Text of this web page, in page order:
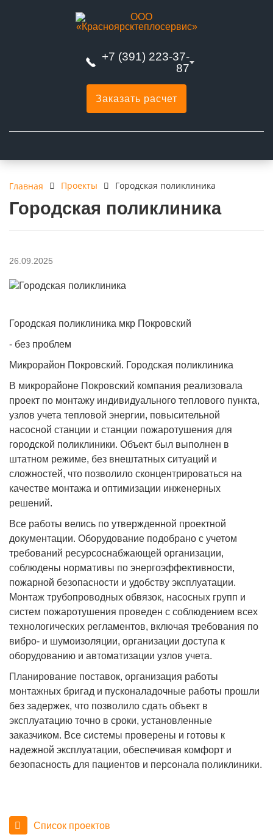
+7 (391) 223-37-
87
Заказать расчет
Главная Проекты Городская поликлиника
Городская поликлиника
26.09.2025
Городская поликлиника мкр Покровский
- без проблем
Микрорайон Покровский. Городская поликлиника
В микрорайоне Покровский компания реализовала
проект по монтажу индивидуального теплового пункта,
узлов учета тепловой энергии, повысительной
насосной станции и станции пожаротушения для
городской поликлиники. Объект был выполнен в
штатном режиме, без внештатных ситуаций и
сложностей, что позволило сконцентрироваться на
качестве монтажа и оптимизации инженерных
решений.
Все работы велись по утвержденной проектной
документации. Оборудование подобрано с учетом
требований ресурсоснабжающей организации,
соблюдены нормативы по энергоэффективности,
пожарной безопасности и удобству эксплуатации.
Монтаж трубопроводных обвязок, насосных групп и
систем пожаротушения проведен с соблюдением всех
технологических регламентов, включая требования по
вибро- и шумоизоляции, организации доступа к
оборудованию и автоматизации узлов учета.
Планирование поставок, организация работы
монтажных бригад и пусконаладочные работы прошли
без задержек, что позволило сдать объект в
эксплуатацию точно в сроки, установленные
заказчиком. Все системы проверены и готовы к
надежной эксплуатации, обеспечивая комфорт и
безопасность для пациентов и персонала поликлиники.
Список проектов